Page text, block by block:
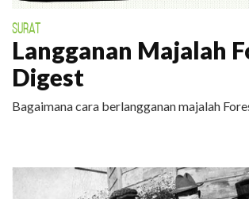
SURAT
Langganan Majalah
Digest
Bagaimana cara berlangganan majalah